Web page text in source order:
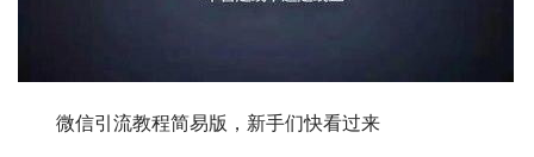
微信引流教程简易版，新手们快看过来